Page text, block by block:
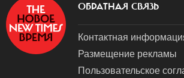
ОБРАТНАЯ СВЯЗЬ
Контактная
Размещение рекламы
Пользовательское